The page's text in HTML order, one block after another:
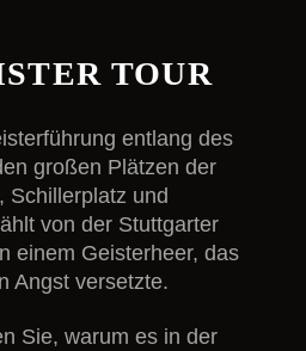
TOUR
entlang des
großen Plätzen der
Schillerplatz und
von der Stuttgarter
einem Geisterheer, das
Angst versetzte.
Sie, warum es in der